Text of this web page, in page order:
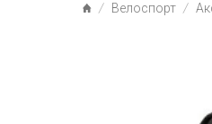
Велоспорт